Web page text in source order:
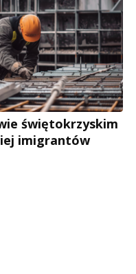
świętokrzyskim
imigrantów